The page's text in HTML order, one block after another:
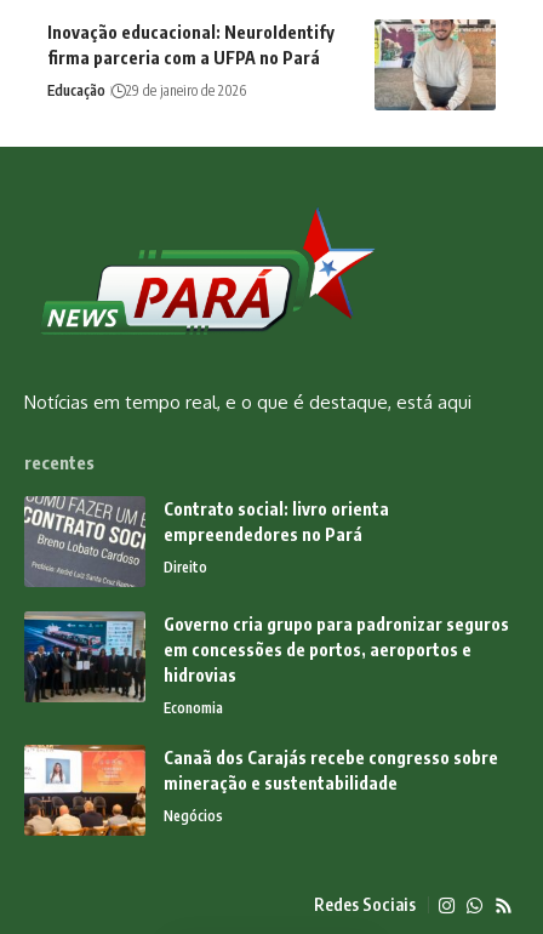
Inovação educacional: NeuroIdentify
firma parceria com a UFPA no Pará
Educação 29 de janeiro de 2026
Notícias em tempo real, e o que é destaque, está aqui
recentes
Contrato social: livro orienta
empreendedores no Pará
Direito
Governo cria grupo para padronizar seguros
em concessões de portos, aeroportos e
hidrovias
Economia
Canaã dos Carajás recebe congresso sobre
mineração e sustentabilidade
Negócios
Redes Sociais